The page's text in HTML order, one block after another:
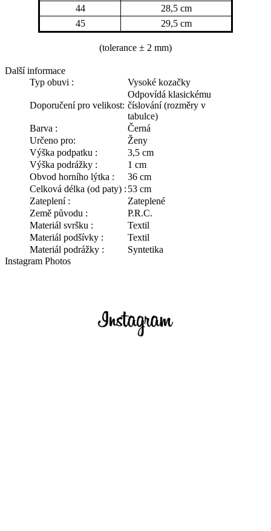
44
28,5 cm
45
29,5 cm
(tolerance ± 2 mm)
Další informace
Typ obuvi :
Vysoké kozačky
Doporučení pro velikost:
Odpovídá klasickému
číslování (rozměry v
tabulce)
Barva :
Černá
Určeno pro:
Ženy
Výška podpatku :
3,5 cm
Výška podrážky :
1 cm
Obvod horního lýtka :
36 cm
Celková délka (od paty) : 53 cm
Zateplení :
Zateplené
Země původu :
P.R.C.
Materiál svršku :
Textil
Materiál podšívky :
Textil
Materiál podrážky :
Syntetika
Instagram Photos